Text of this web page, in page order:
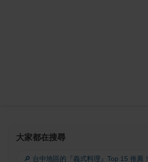
大家都在搜尋
🔎 台中地區的『義式料理』Top 15 推薦！